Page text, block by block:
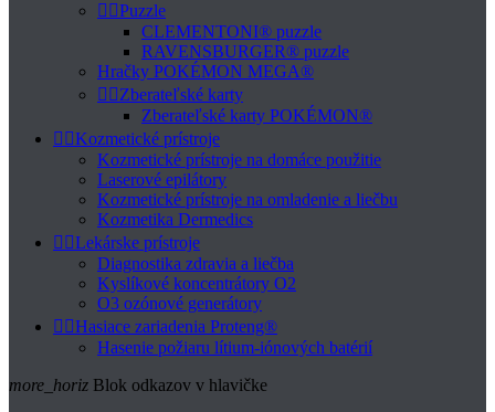
 Puzzle
CLEMENTONI® puzzle
RAVENSBURGER® puzzle
Hračky POKÉMON MEGA®
 Zberateľské karty
Zberateľské karty POKÉMON®
 Kozmetické prístroje
Kozmetické prístroje na domáce použitie
Laserové epilátory
Kozmetické prístroje na omladenie a liečbu
Kozmetika Dermedics
 Lekárske prístroje
Diagnostika zdravia a liečba
Kyslíkové koncentrátory O2
O3 ozónové generátory
 Hasiace zariadenia Proteng®
Hasenie požiaru lítium-iónových batérií
more_horiz Blok odkazov v hlavičke